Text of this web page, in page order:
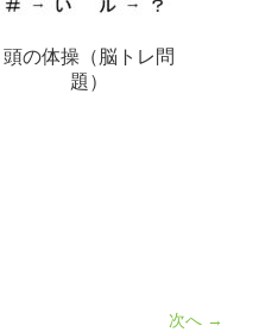
頭の体操（脳トレ問
題）
次へ →